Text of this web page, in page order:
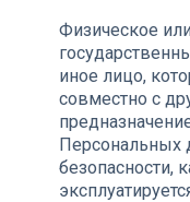
Физическое
иное лицо,
совместно с
Персональных
безопасности,